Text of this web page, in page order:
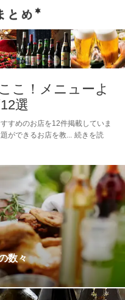
こ！メニューよ
選
すめのお店を12件掲載していま
ができるお店を教
続きを読
数々